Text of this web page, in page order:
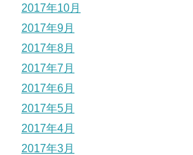
2017年10月
2017年9月
2017年8月
2017年7月
2017年6月
2017年5月
2017年4月
2017年3月